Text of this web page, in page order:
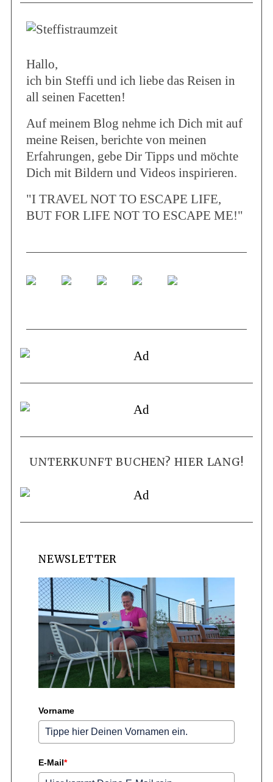
Hallo,
ich bin Steffi und ich liebe das Reisen in
all seinen Facetten!
Auf meinem Blog nehme ich Dich mit auf
meine Reisen, berichte von meinen
Erfahrungen, gebe Dir Tipps und möchte
Dich mit Bildern und Videos inspirieren.
"I TRAVEL NOT TO ESCAPE LIFE,
BUT FOR LIFE NOT TO ESCAPE ME!"
UNTERKUNFT BUCHEN? HIER LANG!
NEWSLETTER
Vorname
E-Mail*